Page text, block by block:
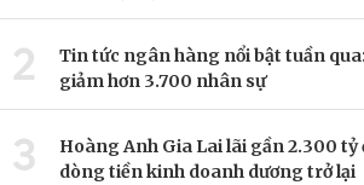
2
Tin tức ngân hàng nổi bật tuần
giảm hơn 3.700 nhân sự
3
Hoàng Anh Gia Lai lãi gần 2.300 tỷ
dòng tiền kinh doanh dương trở lại